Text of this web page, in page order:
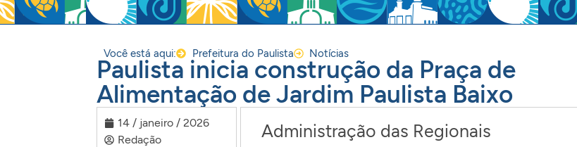
Você está aqui: Prefeitura do Paulista Notícias
Paulista inicia construção da Praça de
Alimentação de Jardim Paulista Baixo
14 / janeiro / 2026
Redação
Administração das Regionais